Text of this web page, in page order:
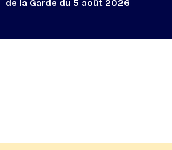
de la Garde du 5 août 2026